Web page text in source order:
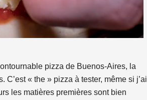
pizza de Buenos-Aires, la
« the » pizza à tester, même si j’ai
les matières premières sont bien